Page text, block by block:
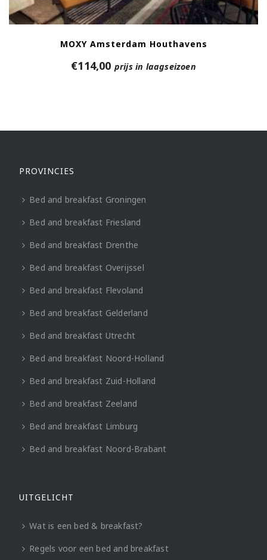
MOXY Amsterdam Houthavens
€114,00 prijs in laagseizoen
PROVINCIES
Bed and breakfast Groningen
Bed and breakfast Friesland
Bed and breakfast Drenthe
Bed and breakfast Overijssel
Bed and breakfast Flevoland
Bed and breakfast Gelderland
Bed and breakfast Utrecht
Bed and breakfast Noord-Holland
Bed and breakfast Zuid-Holland
Bed and breakfast Zeeland
Bed and breakfast Limburg
Bed and breakfast Noord-Brabant
UITGELICHT
Wat is een bed & breakfast?
Regels voor een bed and breakfast